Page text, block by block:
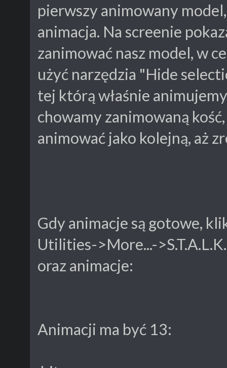
pierwszy animowany
animacja. Na screenie
zanimować nasz model, w
użyć narzędzia "Hide
tej którą właśnie
chowamy zanimowaną
animować jako kolejną, aż
Gdy animacje są gotowe,
Utilities->More...-
oraz animacje:
Animacji ma być 13: